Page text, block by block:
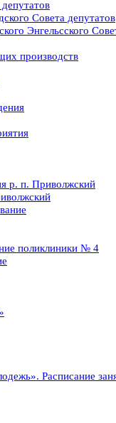
Совета депутатов
Энгельсского
производств
р. п. Приволжский
поликлиники № 4
Расписание